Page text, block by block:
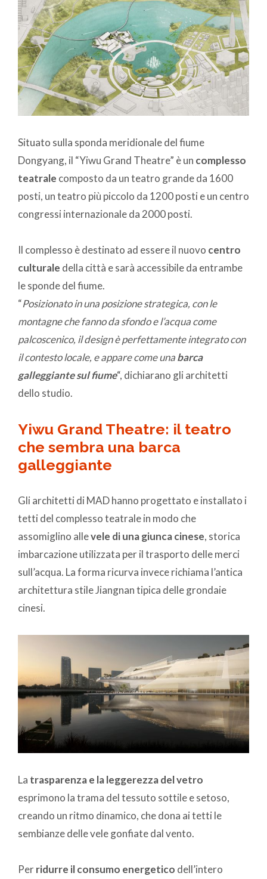
Situato sulla sponda meridionale del fiume
Dongyang, il “Yiwu Grand Theatre” è un complesso
teatrale composto da un teatro grande da 1600
posti, un teatro più piccolo da 1200 posti e un centro
congressi internazionale da 2000 posti.
Il complesso è destinato ad essere il nuovo centro
culturale della città e sarà accessibile da entrambe
le sponde del fiume.
“Posizionato in una posizione strategica, con le
montagne che fanno da sfondo e l’acqua come
palcoscenico, il design è perfettamente integrato con
il contesto locale, e appare come unabarca
galleggiante sul fiume“, dichiarano gli architetti
dello studio.
Yiwu Grand Theatre: il teatro
che sembra una barca
galleggiante
Gli architetti di MAD hanno progettato e installato i
tetti del complesso teatrale in modo che
assomiglino allevele di una giunca cinese, storica
imbarcazione utilizzata per il trasporto delle merci
sull’acqua. La forma ricurva invece richiama l’antica
architettura stile Jiangnan tipica delle grondaie
cinesi.
La trasparenza e la leggerezza del vetro
esprimono la trama del tessuto sottile e setoso,
creando un ritmo dinamico, che dona ai tetti le
sembianze delle vele gonfiate dal vento.
Perridurre il consumo energetico dell’intero